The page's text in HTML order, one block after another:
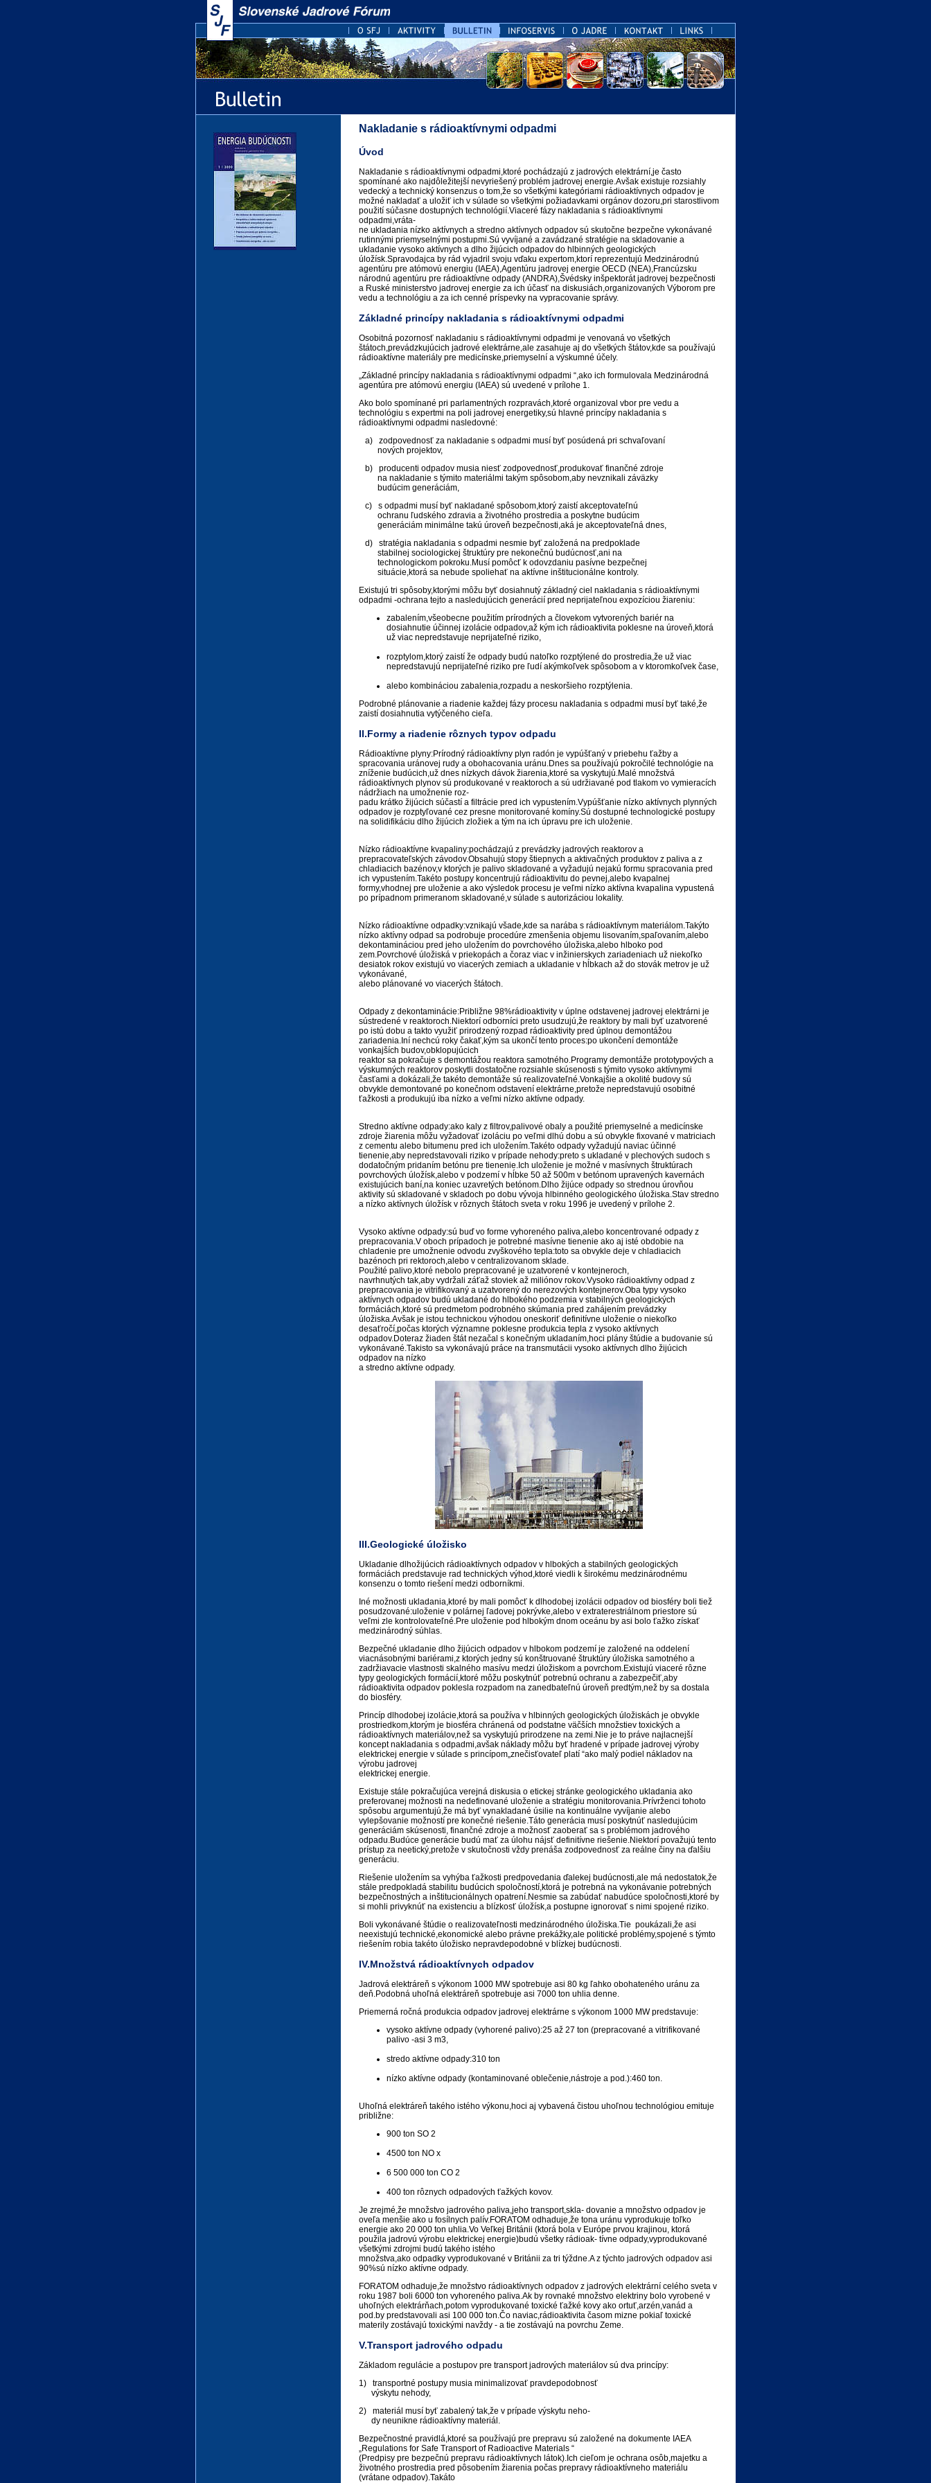
Nakladanie s rádioaktívnymi odpadmi
Úvod
Nakladanie s rádioaktívnymi odpadmi,ktoré pochádzajú z jadrových elektrární,je často
spomínané ako najdôležitejší nevyriešený problém jadrovej energie.Avšak existuje rozsiahly
vedecký a technický konsenzus o tom,že so všetkými kategóriami rádioaktívnych odpadov je
možné nakladať a uložiť ich v súlade so všetkými požiadavkami orgánov dozoru,pri starostlivom
použití súčasne dostupných technológií.Viaceré fázy nakladania s rádioaktívnymi
odpadmi,vráta-
ne ukladania nízko aktívnych a stredno aktívnych odpadov sú skutočne bezpečne vykonávané
rutinnými priemyselnými postupmi.Sú vyvíjané a zavádzané stratégie na skladovanie a
ukladanie vysoko aktívnych a dlho žijúcich odpadov do hlbinných geologických
úložísk.Spravodajca by rád vyjadril svoju vďaku expertom,ktorí reprezentujú Medzinárodnú
agentúru pre atómovú energiu (IAEA),Agentúru jadrovej energie OECD (NEA),Francúzsku
národnú agentúru pre rádioaktívne odpady (ANDRA),Švédsky inšpektorát jadrovej bezpečnosti
a Ruské ministerstvo jadrovej energie za ich účasť na diskusiách,organizovaných Výborom pre
vedu a technológiu a za ich cenné príspevky na vypracovanie správy.
Základné princípy nakladania s rádioaktívnymi odpadmi
Osobitná pozornosť nakladaniu s rádioaktívnymi odpadmi je venovaná vo všetkých
štátoch,prevádzkujúcich jadrové elektrárne,ale zasahuje aj do všetkých štátov,kde sa používajú
rádioaktívne materiály pre medicínske,priemyselní a výskumné účely.
„Základné princípy nakladania s rádioaktívnymi odpadmi “,ako ich formulovala Medzinárodná
agentúra pre atómovú energiu (IAEA) sú uvedené v prílohe 1.
Ako bolo spomínané pri parlamentných rozpravách,ktoré organizoval vbor pre vedu a
technológiu s expertmi na poli jadrovej energetiky,sú hlavné princípy nakladania s
rádioaktívnymi odpadmi nasledovné:
a) zodpovednosť za nakladanie s odpadmi musí byť posúdená pri schvaľovaní
nových projektov,
b) producenti odpadov musia niesť zodpovednosť,produkovať finančné zdroje
na nakladanie s týmito materiálmi takým spôsobom,aby nevznikali záväzky
budúcim generáciám,
c) s odpadmi musí byť nakladané spôsobom,ktorý zaistí akceptovateľnú
ochranu ľudského zdravia a životného prostredia a poskytne budúcim
generáciám minimálne takú úroveň bezpečnosti,aká je akceptovateľná dnes,
d) stratégia nakladania s odpadmi nesmie byť založená na predpoklade
stabilnej sociologickej štruktúry pre nekonečnú budúcnosť,ani na
technologickom pokroku.Musí pomôcť k odovzdaniu pasívne bezpečnej
situácie,ktorá sa nebude spoliehať na aktívne inštitucionálne kontroly.
Existujú tri spôsoby,ktorými môžu byť dosiahnutý základný ciel nakladania s rádioaktívnymi
odpadmi -ochrana tejto a nasledujúcich generácií pred neprijateľnou expozíciou žiareniu:
zabalením,všeobecne použitím prírodných a človekom vytvorených bariér na
dosiahnutie účinnej izolácie odpadov,až kým ich rádioaktivita poklesne na úroveň,ktorá
už viac nepredstavuje neprijateľné riziko,
rozptylom,ktorý zaistí že odpady budú natoľko rozptýlené do prostredia,že už viac
nepredstavujú neprijateľné riziko pre ľudí akýmkoľvek spôsobom a v ktoromkoľvek čase,
alebo kombináciou zabalenia,rozpadu a neskoršieho rozptýlenia.
Podrobné plánovanie a riadenie každej fázy procesu nakladania s odpadmi musí byť také,že
zaistí dosiahnutia vytýčeného cieľa.
II.Formy a riadenie rôznych typov odpadu
Rádioaktívne plyny:Prírodný rádioaktívny plyn radón je vypúšťaný v priebehu ťažby a
spracovania uránovej rudy a obohacovania uránu.Dnes sa používajú pokročilé technológie na
zníženie budúcich,už dnes nízkych dávok žiarenia,ktoré sa vyskytujú.Malé množstvá
rádioaktívnych plynov sú produkované v reaktoroch a sú udržiavané pod tlakom vo vymieracích
nádržiach na umožnenie roz-
padu krátko žijúcich súčastí a filtrácie pred ich vypustením.Vypúšťanie nízko aktívnych plynných
odpadov je rozptyľované cez presne monitorované komíny.Sú dostupné technologické postupy
na solidifikáciu dlho žijúcich zložiek a tým na ich úpravu pre ich uloženie.
Nízko rádioaktívne kvapaliny:pochádzajú z prevádzky jadrových reaktorov a
prepracovateľských závodov.Obsahujú stopy štiepnych a aktivačných produktov z paliva a z
chladiacich bazénov,v ktorých je palivo skladované a vyžadujú nejakú formu spracovania pred
ich vypustením.Takéto postupy koncentrujú rádioaktivitu do pevnej,alebo kvapalnej
formy,vhodnej pre uloženie a ako výsledok procesu je veľmi nízko aktívna kvapalina vypustená
po prípadnom primeranom skladované,v súlade s autorizáciou lokality.
Nízko rádioaktívne odpadky:vznikajú všade,kde sa narába s rádioaktívnym materiálom.Takýto
nízko aktívny odpad sa podrobuje procedúre zmenšenia objemu lisovaním,spaľovaním,alebo
dekontamináciou pred jeho uložením do povrchového úložiska,alebo hlboko pod
zem.Povrchové úložiská v priekopách a čoraz viac v inžinierskych zariadeniach už niekoľko
desiatok rokov existujú vo viacerých zemiach a ukladanie v hĺbkach až do stovák metrov je už
vykonávané,
alebo plánované vo viacerých štátoch.
Odpady z dekontaminácie:Približne 98%rádioaktivity v úplne odstavenej jadrovej elektrárni je
sústredené v reaktoroch.Niektorí odborníci preto usudzujú,že reaktory by mali byť uzatvorené
po istú dobu a takto využiť prirodzený rozpad rádioaktivity pred úplnou demontážou
zariadenia.Iní nechcú roky čakať,kým sa ukončí tento proces:po ukončení demontáže
vonkajších budov,obklopujúcich
reaktor sa pokračuje s demontážou reaktora samotného.Programy demontáže prototypových a
výskumných reaktorov poskytli dostatočne rozsiahle skúsenosti s týmito vysoko aktívnymi
časťami a dokázali,že takéto demontáže sú realizovateľné.Vonkajšie a okolité budovy sú
obvykle demontované po konečnom odstavení elektrárne,pretože nepredstavujú osobitné
ťažkosti a produkujú iba nízko a veľmi nízko aktívne odpady.
Stredno aktívne odpady:ako kaly z filtrov,palivové obaly a použité priemyselné a medicínske
zdroje žiarenia môžu vyžadovať izoláciu po veľmi dlhú dobu a sú obvykle fixované v matriciach
z cementu alebo bitumenu pred ich uložením.Takéto odpady vyžadujú naviac účinné
tienenie,aby nepredstavovali riziko v prípade nehody:preto s ukladané v plechových sudoch s
dodatočným pridaním betónu pre tienenie.Ich uloženie je možné v masívnych štruktúrach
povrchových úložísk,alebo v podzemí v hĺbke 50 až 500m v betónom upravených kavernách
existujúcich baní,na koniec uzavretých betónom.Dlho žijúce odpady so strednou úrovňou
aktivity sú skladované v skladoch po dobu vývoja hlbinného geologického úložiska.Stav stredno
a nízko aktívnych úložísk v rôznych štátoch sveta v roku 1996 je uvedený v prílohe 2.
Vysoko aktívne odpady:sú buď vo forme vyhoreného paliva,alebo koncentrované odpady z
prepracovania.V oboch prípadoch je potrebné masívne tienenie ako aj isté obdobie na
chladenie pre umožnenie odvodu zvyškového tepla:toto sa obvykle deje v chladiacich
bazénoch pri rektoroch,alebo v centralizovanom sklade.
Použité palivo,ktoré nebolo prepracované je uzatvorené v kontejneroch,
navrhnutých tak,aby vydržali záťaž stoviek až miliónov rokov.Vysoko rádioaktívny odpad z
prepracovania je vitrifikovaný a uzatvorený do nerezových kontejnerov.Oba typy vysoko
aktívnych odpadov budú ukladané do hlbokého podzemia v stabilných geologických
formáciách,ktoré sú predmetom podrobného skúmania pred zahájením prevádzky
úložiska.Avšak je istou technickou výhodou oneskoriť definitívne uloženie o niekoľko
desaťročí,počas ktorých významne poklesne produkcia tepla z vysoko aktívnych
odpadov.Doteraz žiaden štát nezačal s konečným ukladaním,hoci plány štúdie a budovanie sú
vykonávané.Takisto sa vykonávajú práce na transmutácii vysoko aktívnych dlho žijúcich
odpadov na nízko
a stredno aktívne odpady.
III.Geologické úložisko
Ukladanie dlhožijúcich rádioaktívnych odpadov v hlbokých a stabilných geologických
formáciách predstavuje rad technických výhod,ktoré viedli k širokému medzinárodnému
konsenzu o tomto riešení medzi odborníkmi.
Iné možnosti ukladania,ktoré by mali pomôcť k dlhodobej izolácii odpadov od biosféry boli tiež
posudzované:uloženie v polárnej ľadovej pokrývke,alebo v extraterestriálnom priestore sú
veľmi zle kontrolovateľné.Pre uloženie pod hlbokým dnom oceánu by asi bolo ťažko získať
medzinárodný súhlas.
Bezpečné ukladanie dlho žijúcich odpadov v hlbokom podzemí je založené na oddelení
viacnásobnými bariérami,z ktorých jedny sú konštruované štruktúry úložiska samotného a
zadržiavacie vlastnosti skalného masívu medzi úložiskom a povrchom.Existujú viaceré rôzne
typy geologických formácií,ktoré môžu poskytnúť potrebnú ochranu a zabezpečiť,aby
rádioaktivita odpadov poklesla rozpadom na zanedbateľnú úroveň predtým,než by sa dostala
do biosféry.
Princíp dlhodobej izolácie,ktorá sa používa v hlbinných geologických úložiskách je obvykle
prostriedkom,ktorým je biosféra chránená od podstatne väčších množstiev toxických a
rádioaktívnych materiálov,než sa vyskytujú prirodzene na zemi.Nie je to práve najlacnejší
koncept nakladania s odpadmi,avšak náklady môžu byť hradené v prípade jadrovej výroby
elektrickej energie v súlade s princípom„znečisťovateľ platí “ako malý podiel nákladov na
výrobu jadrovej
elektrickej energie.
Existuje stále pokračujúca verejná diskusia o etickej stránke geologického ukladania ako
preferovanej možnosti na nedefinované uloženie a stratégiu monitorovania.Prívrženci tohoto
spôsobu argumentujú,že má byť vynakladané úsilie na kontinuálne vyvíjanie alebo
vylepšovanie možností pre konečné riešenie.Táto generácia musí poskytnúť nasledujúcim
generáciám skúsenosti, finančné zdroje a možnosť zaoberať sa s problémom jadrového
odpadu.Budúce generácie budú mať za úlohu nájsť definitívne riešenie.Niektorí považujú tento
prístup za neetický,pretože v skutočnosti vždy prenáša zodpovednosť za reálne činy na ďalšiu
generáciu.
Riešenie uložením sa vyhýba ťažkosti predpovedania ďalekej budúcnosti,ale má nedostatok,že
stále predpokladá stabilitu budúcich spoločností,ktorá je potrebná na vykonávanie potrebných
bezpečnostných a inštitucionálnych opatrení.Nesmie sa zabúdať nabudúce spoločnosti,ktoré by
si mohli privyknúť na existenciu a blízkosť úložísk,a postupne ignorovať s nimi spojené riziko.
Boli vykonávané štúdie o realizovateľnosti medzinárodného úložiska.Tie poukázali,že asi
neexistujú technické,ekonomické alebo právne prekážky,ale politické problémy,spojené s týmto
riešením robia takéto úložisko nepravdepodobné v blízkej budúcnosti.
IV.Množstvá rádioaktívnych odpadov
Jadrová elektráreň s výkonom 1000 MW spotrebuje asi 80 kg ľahko obohateného uránu za
deň.Podobná uhoľná elektráreň spotrebuje asi 7000 ton uhlia denne.
Priemerná ročná produkcia odpadov jadrovej elektrárne s výkonom 1000 MW predstavuje:
vysoko aktívne odpady (vyhorené palivo):25 až 27 ton (prepracované a vitrifikované
palivo -asi 3 m3,
stredo aktívne odpady:310 ton
nízko aktívne odpady (kontaminované oblečenie,nástroje a pod.):460 ton.
Uhoľná elektráreň takého istého výkonu,hoci aj vybavená čistou uhoľnou technológiou emituje
približne:
900 ton SO 2
4500 ton NO x
6 500 000 ton CO 2
400 ton rôznych odpadových ťažkých kovov.
Je zrejmé,že množstvo jadrového paliva,jeho transport,skla- dovanie a množstvo odpadov je
oveľa menšie ako u fosílnych palív.FORATOM odhaduje,že tona uránu vyprodukuje toľko
energie ako 20 000 ton uhlia.Vo Veľkej Británii (ktorá bola v Európe prvou krajinou, ktorá
použila jadrovú výrobu elektrickej energie)budú všetky rádioak- tívne odpady,vyprodukované
všetkými zdrojmi budú takého istého
množstva,ako odpadky vyprodukované v Británii za tri týždne.A z týchto jadrových odpadov asi
90%sú nízko aktívne odpady.
FORATOM odhaduje,že množstvo rádioaktívnych odpadov z jadrových elektrární celého sveta v
roku 1987 boli 6000 ton vyhoreného paliva.Ak by rovnaké množstvo elektriny bolo vyrobené v
uhoľných elektrárňach,potom vyprodukované toxické ťažké kovy ako ortuť,arzén,vanád a
pod.by predstavovali asi 100 000 ton.Čo naviac,rádioaktivita časom mizne pokiaľ toxické
materily zostávajú toxickými navždy - a tie zostávajú na povrchu Zeme.
V.Transport jadrového odpadu
Základom regulácie a postupov pre transport jadrových materiálov sú dva princípy:
1) transportné postupy musia minimalizovať pravdepodobnosť
výskytu nehody,
2) materiál musí byť zabalený tak,že v prípade výskytu neho-
dy neunikne rádioaktívny materiál.
Bezpečnostné pravidlá,ktoré sa používajú pre prepravu sú založené na dokumente IAEA
„Regulations for Safe Transport of Radioactive Materials “
(Predpisy pre bezpečnú prepravu rádioaktívnych látok).Ich cieľom je ochrana osôb,majetku a
životného prostredia pred pôsobením žiarenia počas prepravy rádioaktívneho materiálu
(vrátane odpadov).Takáto